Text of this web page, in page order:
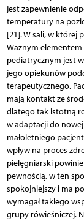
jest zapewnienie
temperatury na
[21]. W sali, w której
Ważnym
pediatrycznym jest
jego opiekunów
terapeutycznego.
mają kontakt ze
dlatego tak istotną
w adaptacji do
małoletniego
wpływ na proces
pielęgniarski
pewnością, w ten
spokojniejszy i ma
wymagał takiego
grupy rówieśniczej.